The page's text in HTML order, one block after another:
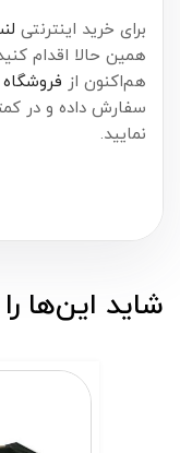
برای خرید اینترنتی
همین حالا اقدام
هم‌اکنون از فروشگاه
سفارش داده و در
نمایید.
شاید این‌ها